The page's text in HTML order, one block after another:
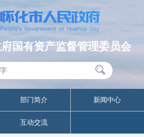
国有资产监督管理委员会
部门简介 新闻中心
互动交流